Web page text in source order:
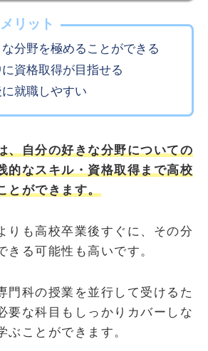
リット
分野を極めることができる
資格取得が目指せる
就職しやすい
、自分の好きな分野についての
的なスキル・資格取得まで高校
とができます。
りも高校卒業後すぐに、その分
きる可能性も高いです。
門科の授業を並行して受けるた
要な科目もしっかりカバーしな
ぶことができます。